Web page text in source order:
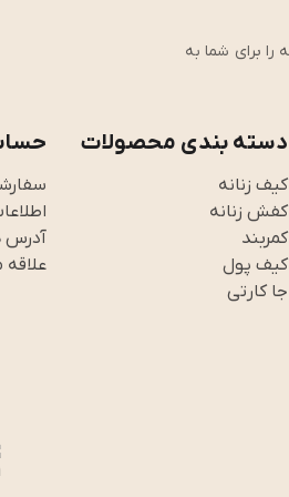
تجربه را برای شما به
دسته بندی محصولات
کیف زنانه
کفش زنانه
کمربند
کیف پول
جا کارتی
آدرس